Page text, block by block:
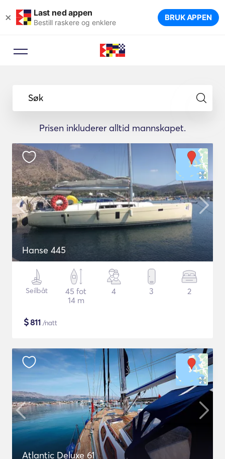
× Last ned appen
Bestill raskere og enklere BRUK APPEN
Søk
Prisen inkluderer alltid mannskapet.
Hanse 445
Seilbåt
45 fot
14 m
4 3 2
$811 /natt
Atlantic Deluxe 61